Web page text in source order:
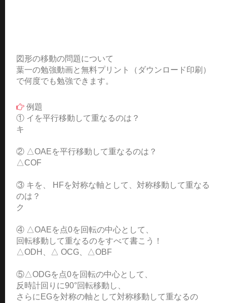
図形の移動の問題について
葉一の勉強動画と無料プリント（ダウンロード印刷）
で何度でも勉強できます。
例題
① イを平行移動して重なるのは？
キ
② △OAEを平行移動して重なるのは？
△COF
③ キを、 HFを対称な軸として、対称移動して重なる
のは？
ク
④ △OAEを点0を回転の中心として、
回転移動して重なるのをすべて書こう！
△ODH、△ OCG、△OBF
⑤△ODGを点0を回転の中心として、
反時計回りに90°回転移動し、
さらにEGを対称の軸として対称移動して重なるの